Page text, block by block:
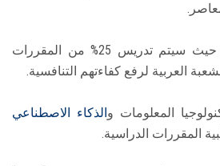
- تعزيز اللغة الإنجليزية: حيث سيتم تدريس 25% من المقررات
العربية لرفع كفاءتهم التنافسية.
المعلومات و الذكاء الاصطناعي
المقررات الدراسية.